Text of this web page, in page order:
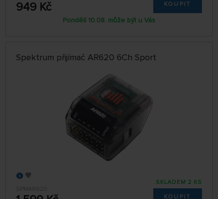
949 Kč KOUPIT
Pondělí 10.08. může být u Vás
Spektrum přijímač AR620 6Ch Sport
SPMAR620
SKLADEM 2 KS
KOUPIT